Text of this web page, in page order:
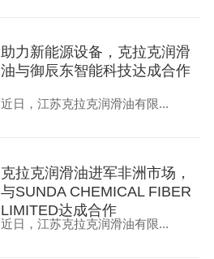
助力新能源设备，克拉克润滑
油与御辰东智能科技达成合作
近日，江苏克拉克润滑油有限...
克拉克润滑油进军非洲市场，
与SUNDA CHEMICAL FIBER
LIMITED达成合作
近日，江苏克拉克润滑油有限...